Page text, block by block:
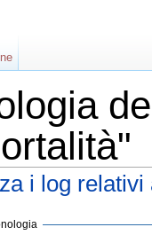
i log relativi